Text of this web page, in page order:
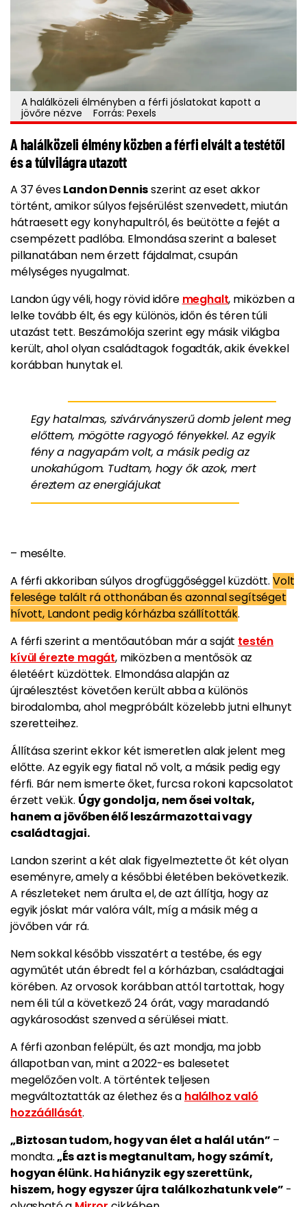
A halálközeli élményben a férfi jóslatokat kapott a
jövőre nézve Forrás: Pexels
A halálközeli élmény közben a férfi elvált a testétől
és a túlvilágra utazott
A 37 évesLandon Dennisszerint az eset akkor
történt, amikor súlyos fejsérülést szenvedett, miután
hátraesett egy konyhapultról, és beütötte a fejét a
csempézett padlóba. Elmondása szerint a baleset
pillanatában nem érzett fájdalmat, csupán
mélységes nyugalmat.
Landon úgy véli, hogy rövid időre meghalt, miközben a
lelke tovább élt, és egy különös, időn és téren túli
utazást tett. Beszámolója szerint egy másik világba
került, ahol olyan családtagok fogadták, akik évekkel
korábban hunytak el.
Egy hatalmas, szivárványszerű domb jelent meg
előttem, mögötte ragyogó fényekkel. Az egyik
fény a nagyapám volt, a másik pedig az
unokahúgom. Tudtam, hogy ők azok, mert
éreztem az energiájukat
– mesélte.
A férfi akkoriban súlyos drogfüggőséggel küzdött. Volt
felesége talált rá otthonában és azonnal segítséget
hívott, Landont pedig kórházba szállították.
A férfi szerint a mentőautóban már a saját testén
kívül érezte magát, miközben a mentősök az
életéért küzdöttek. Elmondása alapján az
újraélesztést követően került abba a különös
birodalomba, ahol megpróbált közelebb jutni elhunyt
szeretteihez.
Állítása szerint ekkor két ismeretlen alak jelent meg
előtte. Az egyik egy fiatal nő volt, a másik pedig egy
férfi. Bár nem ismerte őket, furcsa rokoni kapcsolatot
érzett velük. Úgy gondolja, nem ősei voltak,
hanem a jövőben élő leszármazottai vagy
családtagjai.
Landon szerint a két alak figyelmeztette őt két olyan
eseményre, amely a későbbi életében bekövetkezik.
A részleteket nem árulta el, de azt állítja, hogy az
egyik jóslat már valóra vált, míg a másik még a
jövőben vár rá.
Nem sokkal később visszatért a testébe, és egy
agyműtét után ébredt fel a kórházban, családtagjai
körében. Az orvosok korábban attól tartottak, hogy
nem éli túl a következő 24 órát, vagy maradandó
agykárosodást szenved a sérülései miatt.
A férfi azonban felépült, és azt mondja, ma jobb
állapotban van, mint a 2022-es balesetet
megelőzően volt. A történtek teljesen
megváltoztatták az élethez és a halálhoz való
hozzáállását.
„Biztosan tudom, hogy van élet a halál után” –
mondta.„És azt is megtanultam, hogy számít,
hogyan élünk. Ha hiányzik egy szerettünk,
hiszem, hogy egyszer újra találkozhatunk vele” -